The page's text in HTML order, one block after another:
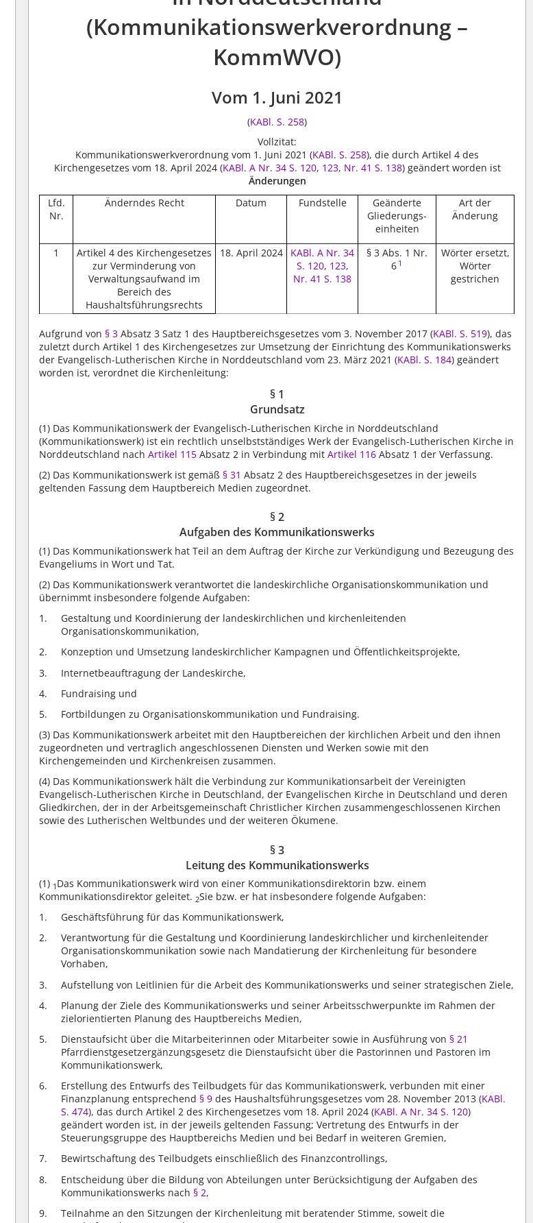
(Kommunikationswerkverordnung –
KommWVO)
Vom 1. Juni 2021
(KABl. S. 258)
Vollzitat:
Kommunikationswerkverordnung vom 1. Juni 2021 (KABl. S. 258), die durch Artikel 4 des
Kirchengesetzes vom 18. April 2024 (KABl. A Nr. 34 S. 120, 123, Nr. 41 S. 138) geändert worden ist
Änderungen
Lfd.
Nr.
Änderndes Recht Datum Fundstelle
Geänderte
Gliederungs-
einheiten
Art der
Änderung
1
Artikel 4 des Kirchengesetzes
zur Verminderung von
Verwaltungsaufwand im
Bereich des
Haushaltsführungsrechts
18. April 2024
KABl. A Nr. 34
S. 120, 123,
Nr. 41 S. 138
§ 3 Abs. 1 Nr.
6 1
Wörter ersetzt,
Wörter
gestrichen
Aufgrund von§ 3 Absatz 3 Satz 1 des Hauptbereichsgesetzes vom 3. November 2017 (KABl. S. 519), das
zuletzt durch Artikel 1 des Kirchengesetzes zur Umsetzung der Einrichtung des Kommunikationswerks
der Evangelisch-Lutherischen Kirche in Norddeutschland vom 23. März 2021 (KABl. S. 184) geändert
worden ist, verordnet die Kirchenleitung:
§ 1
Grundsatz
(1) Das Kommunikationswerk der Evangelisch-Lutherischen Kirche in Norddeutschland
(Kommunikationswerk) ist ein rechtlich unselbstständiges Werk der Evangelisch-Lutherischen Kirche in
Norddeutschland nachArtikel 115 Absatz 2 in Verbindung mitArtikel 116 Absatz 1 der Verfassung.
(2) Das Kommunikationswerk ist gemäß § 31 Absatz 2 des Hauptbereichsgesetzes in der jeweils
geltenden Fassung dem Hauptbereich Medien zugeordnet.
§ 2
Aufgaben des Kommunikationswerks
(1) Das Kommunikationswerk hat Teil an dem Auftrag der Kirche zur Verkündigung und Bezeugung des
Evangeliums in Wort und Tat.
(2) Das Kommunikationswerk verantwortet die landeskirchliche Organisationskommunikation und
übernimmt insbesondere folgende Aufgaben:
Gestaltung und Koordinierung der landeskirchlichen und kirchenleitenden
Organisationskommunikation,
Konzeption und Umsetzung landeskirchlicher Kampagnen und Öffentlichkeitsprojekte,
Internetbeauftragung der Landeskirche,
Fundraising und
Fortbildungen zu Organisationskommunikation und Fundraising.
(3) Das Kommunikationswerk arbeitet mit den Hauptbereichen der kirchlichen Arbeit und den ihnen
zugeordneten und vertraglich angeschlossenen Diensten und Werken sowie mit den
Kirchengemeinden und Kirchenkreisen zusammen.
(4) Das Kommunikationswerk hält die Verbindung zur Kommunikationsarbeit der Vereinigten
Evangelisch-Lutherischen Kirche in Deutschland, der Evangelischen Kirche in Deutschland und deren
Gliedkirchen, der in der Arbeitsgemeinschaft Christlicher Kirchen zusammengeschlossenen Kirchen
sowie des Lutherischen Weltbundes und der weiteren Ökumene.
§ 3
Leitung des Kommunikationswerks
(1) 1 Das Kommunikationswerk wird von einer Kommunikationsdirektorin bzw. einem
Kommunikationsdirektor geleitet. 2Sie bzw. er hat insbesondere folgende Aufgaben:
Geschäftsführung für das Kommunikationswerk,
Verantwortung für die Gestaltung und Koordinierung landeskirchlicher und kirchenleitender
Organisationskommunikation sowie nach Mandatierung der Kirchenleitung für besondere
Vorhaben,
Aufstellung von Leitlinien für die Arbeit des Kommunikationswerks und seiner strategischen Ziele,
Planung der Ziele des Kommunikationswerks und seiner Arbeitsschwerpunkte im Rahmen der
zielorientierten Planung des Hauptbereichs Medien,
Dienstaufsicht über die Mitarbeiterinnen oder Mitarbeiter sowie in Ausführung von§ 21
Pfarrdienstgesetzergänzungsgesetz die Dienstaufsicht über die Pastorinnen und Pastoren im
Kommunikationswerk,
Erstellung des Entwurfs des Teilbudgets für das Kommunikationswerk, verbunden mit einer
Finanzplanung entsprechend§ 9 des Haushaltsführungsgesetzes vom 28. November 2013 (KABl.
S. 474), das durch Artikel 2 des Kirchengesetzes vom 18. April 2024 (KABl. A Nr. 34 S. 120)
geändert worden ist, in der jeweils geltenden Fassung; Vertretung des Entwurfs in der
Steuerungsgruppe des Hauptbereichs Medien und bei Bedarf in weiteren Gremien,
Bewirtschaftung des Teilbudgets einschließlich des Finanzcontrollings,
Entscheidung über die Bildung von Abteilungen unter Berücksichtigung der Aufgaben des
Kommunikationswerks nach § 2,
Teilnahme an den Sitzungen der Kirchenleitung mit beratender Stimme, soweit die